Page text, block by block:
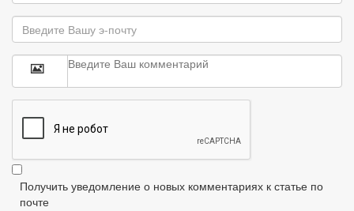

[CODE]
Получить уведомление о новых комментариях к статье по
почте